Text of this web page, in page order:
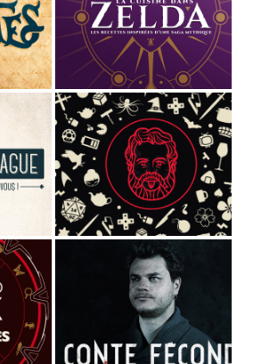
MAGO
graphiste pluridisciplinaire
de l'imaginaire depuis plus de
de fictions sonores et séries
les groupesMAGOYOND &Le
Naheulband.